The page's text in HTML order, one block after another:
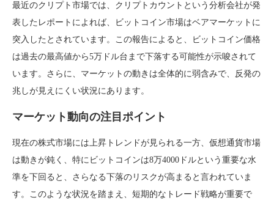
最近のクリプト市場では、クリプトカウントという分析会社が発
表したレポートによれば、ビットコイン市場はベアマーケットに
突入したとされています。この報告によると、ビットコイン価格
は過去の最高値から5万ドル台まで下落する可能性が示唆されて
います。さらに、マーケットの動きは全体的に弱含みで、反発の
兆しが見えにくい状況にあります。
マーケット動向の注目ポイント
現在の株式市場には上昇トレンドが見られる一方、仮想通貨市場
は動きが鈍く、特にビットコインは8万4000ドルという重要な水
準を下回ると、さらなる下落のリスクが高まると言われていま
す。このような状況を踏まえ、短期的なトレード戦略が重要で